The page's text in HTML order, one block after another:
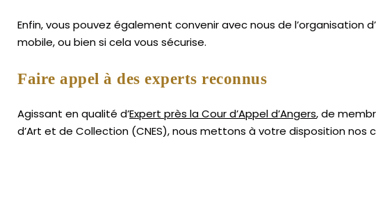
Enfin, vous pouvez également convenir avec nous de l’organisation
mobile, ou bien si cela vous sécurise.
Faire appel à des experts reconnus
Agissant en qualité d’Expert près la Cour d’Appel d’Angers, de
d’Art et de Collection (CNES),nous mettons à votre disposition nos